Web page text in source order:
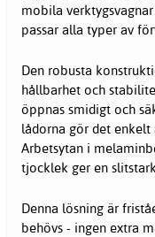
mobila
passar alla typer av
Den robusta
hållbarhet och
öppnas smidigt och
lådorna gör det enkelt
Arbetsytan i
tjocklek ger en
Denna lösning är
behövs - ingen extra